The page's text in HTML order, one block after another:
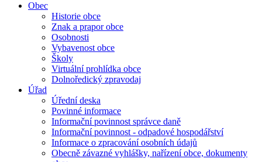
Obec
Historie obce
Znak a prapor obce
Osobnosti
Vybavenost obce
Školy
Virtuální prohlídka obce
Dolnoředický zpravodaj
Úřad
Úřední deska
Povinné informace
Informační povinnost správce daně
Informační povinnost - odpadové hospodářství
Informace o zpracování osobních údajů
Obecně závazné vyhlášky, nařízení obce, dokumenty